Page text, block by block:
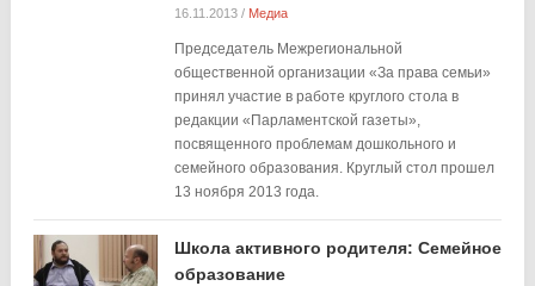
16.11.2013/ Медиа
Председатель Межрегиональной
общественной организации «За права семьи»
принял участие в работе круглого стола в
редакции «Парламентской газеты»,
посвященного проблемам дошкольного и
семейного образования. Круглый стол прошел
13 ноября 2013 года.
Школа активного родителя: Семейное
образование